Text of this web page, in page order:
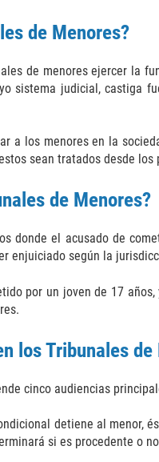
de Menores?
de menores ejercer la
sistema judicial, castiga
a los menores en la
sean tratados desde
de Menores?
donde el acusado de
enjuiciado según la
por un joven de 17
los Tribunales de
cinco audiencias
detiene al menor,
si es procedente o